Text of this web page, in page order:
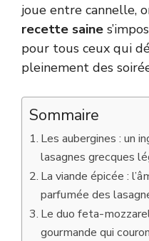
joue entre cannelle,
recette saine
pour tous ceux qui
pleinement des
Sommaire
Les aubergines : un
lasagnes grecques
La viande épicée :
parfumée des
Le duo feta-
gourmande qui